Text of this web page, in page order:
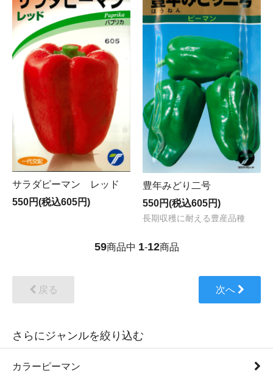
サラダピーマン レッド
550円(税込605円)
豊年みどり二号
550円(税込605円)
長期収穫に耐える豊産品種
59商品中 1-12商品
戻る 次へ
さらにジャンルを絞り込む
カラーピーマン